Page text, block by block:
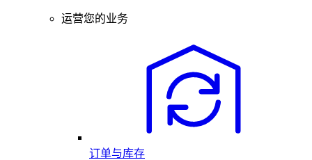
运营您的业务
订单与库存